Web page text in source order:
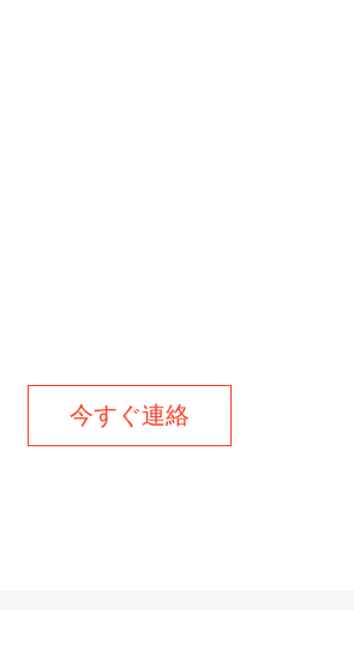
今すぐ連絡